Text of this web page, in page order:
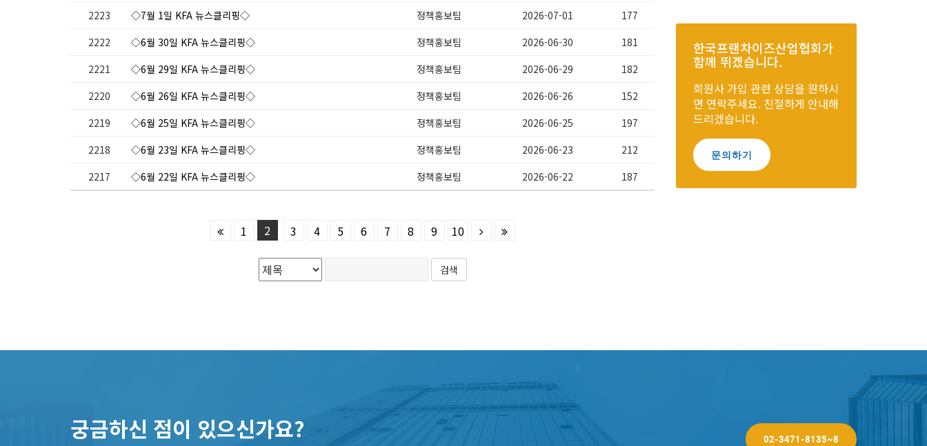
2223
◇7월 1일 KFA 뉴스클리핑◇ 정책홍보팀 2026-07-01
177
2222
◇6월 30일 KFA 뉴스클리핑◇ 정책홍보팀 2026-06-30
181
2221
◇6월 29일 KFA 뉴스클리핑◇ 정책홍보팀 2026-06-29
182
2220
◇6월 26일 KFA 뉴스클리핑◇ 정책홍보팀 2026-06-26
152
2219
◇6월 25일 KFA 뉴스클리핑◇ 정책홍보팀 2026-06-25
197
2218
◇6월 23일 KFA 뉴스클리핑◇ 정책홍보팀 2026-06-23
212
2217
◇6월 22일 KFA 뉴스클리핑◇ 정책홍보팀 2026-06-22 187
1 2 3 4 5 6 7 8 9 10
한국프랜차이즈산업협회가
함께 뛰겠습니다.
회원사 가입 관련 상담을 원하시
면 연락주세요. 친절하게 안내해
드리겠습니다.
문의하기
궁금하신 점이 있으신가요? 02-3471-8135~8